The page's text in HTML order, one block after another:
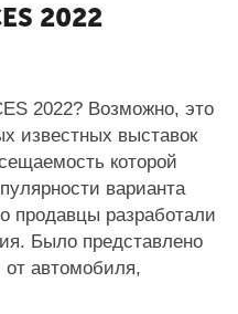
2022
2022? Возможно, это
известных выставок
которой
варианта
продавцы разработали
Было представлено
от автомобиля,